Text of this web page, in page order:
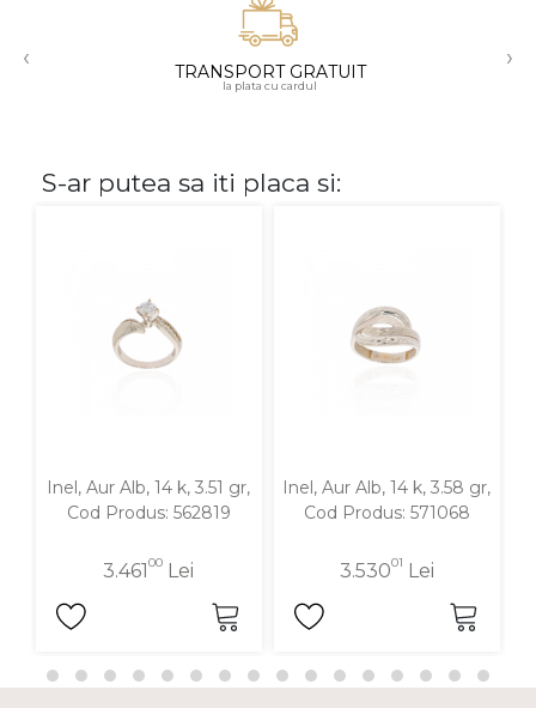
18K
‹ TRANSPORT GRATUIT
la plata cu cardul
›
S-ar putea sa iti placa si:
Inel, Aur Alb, 14 k, 3.51 gr,
Cod Produs: 562819
3.46100 Lei
Inel, Aur Alb, 14 k, 3.58 gr,
Cod Produs: 571068
3.53001 Lei